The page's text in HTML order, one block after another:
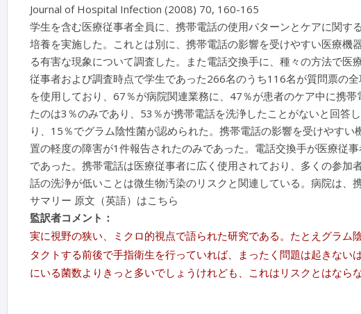
Journal of Hospital Infection (2008) 70, 160-165
学生を含む医療従事者全員に、携帯電話の使用パターンとケアに関
培養を実施した。これとは別に、携帯電話の影響を受けやすい医療
る有害な現象について調査した。また電話交換手に、種々の方法で
従事者および調査時点で学生であった266名のうち116名が質問票の
を使用しており、67％が病院関連業務に、47％が患者のケア中に携
たのは3％のみであり、53％が携帯電話を洗浄したことがないと回答
り、15％でグラム陰性菌が認められた。携帯電話の影響を受けやす
置の軽度の障害が1件報告されたのみであった。電話交換手が医療従
であった。携帯電話は医療従事者に広く使用されており、多くの参
話の洗浄が低いことは微生物汚染のリスクと関連している。病院は、
サマリー 原文（英語）はこちら
監訳者コメント：
実に視野の狭い、ミクロ的視点で語られた研究である。たとえグラ
タクトする前後で手指衛生を行っていれば、まったく問題は起きな
にいる菌数よりきっと多いでしょうけれども、これはリスクとはなら